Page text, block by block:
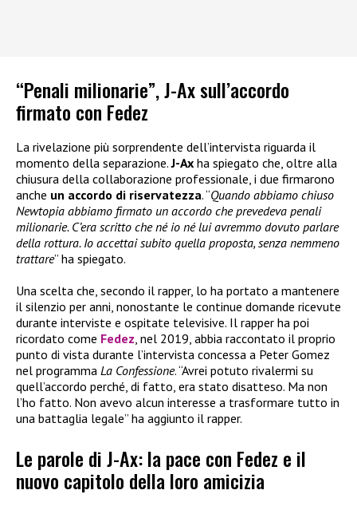
“Penali milionarie”, J-Ax sull’accordo
firmato con Fedez
La rivelazione più sorprendente dell’intervista riguarda il
momento della separazione.J-Ax ha spiegato che, oltre alla
chiusura della collaborazione professionale, i due firmarono
anche un accordo di riservatezza. “Quando abbiamo chiuso
Newtopia abbiamo firmato un accordo che prevedeva penali
milionarie. C’era scritto che né io né lui avremmo dovuto parlare
della rottura. Io accettai subito quella proposta, senza nemmeno
trattare” ha spiegato.
Una scelta che, secondo il rapper, lo ha portato a mantenere
il silenzio per anni, nonostante le continue domande ricevute
durante interviste e ospitate televisive. Il rapper ha poi
ricordato come Fedez , nel 2019, abbia raccontato il proprio
punto di vista durante l’intervista concessa a Peter Gomez
nel programma La Confessione. “Avrei potuto rivalermi su
quell’accordo perché, di fatto, era stato disatteso. Ma non
l’ho fatto. Non avevo alcun interesse a trasformare tutto in
una battaglia legale” ha aggiunto il rapper.
Le parole di J-Ax: la pace con Fedez e il
nuovo capitolo della loro amicizia